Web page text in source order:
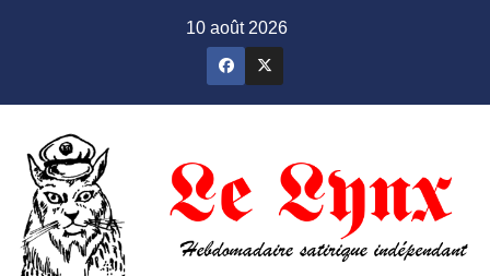
10 août 2026